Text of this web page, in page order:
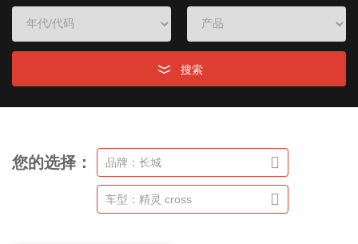
搜索
您的选择： 品牌：长城
车型：精灵 cross